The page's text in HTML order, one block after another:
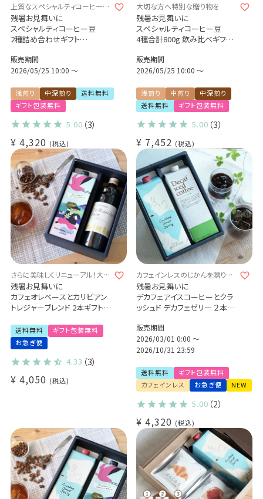
上質なスペシャルティコーヒーを
贈りませんか？
残暑お見舞いに
スペシャルティコーヒー豆
2種詰め合わせギフト
ス（浅煎り）200g
コロンビア カーニャドゥルセ
販売期間
2026/05/25 10:00 〜
浅煎り 中深煎り
送料無料
ギフト包装無料
5.00 （3）
¥ 4,320 税込
大切な方へ特別な贈り物を
残暑お見舞いに
スペシャルティコーヒー豆
4種合計800g 飲み比べギフト
に
販売期間
2026/05/25 10:00〜
浅煎り 中煎り
中深煎り
送料無料
ギフト包装無料
5.00 （3）
¥ 7,452 税込
さらに美味しくリニューアル！大切
な方へ特別な贈り物を
残暑お見舞いに
カフェオレベースとカリビアン
トレジャーブレンド 2本ギフトセ
特別なコーヒーギフト Qグレー
ダー厳選 スペシャルティコー
ヒー豆使用
アイスコーヒー カフェオレ(l)
送料無料
ギフト包装無料
お急ぎ便
4.33 （3）
¥ 4,050 税込
カフェインレスのじかんを贈りま
せんか？
残暑お見舞いに
デカフェアイスコーヒーとクラ
ッシュド デカフェゼリー ２本詰
送料無料 数量限定 自家焙煎
カフェインレス ノンカフェイン
お礼 内祝 出産祝い 手土産に
販売期間
2026/03/01 0:00〜
2026/10/31 23:59
送料無料
ギフト包装無料
カフェインレス
お急ぎ便 NEW
5.00 （2）
¥ 4,320 税込